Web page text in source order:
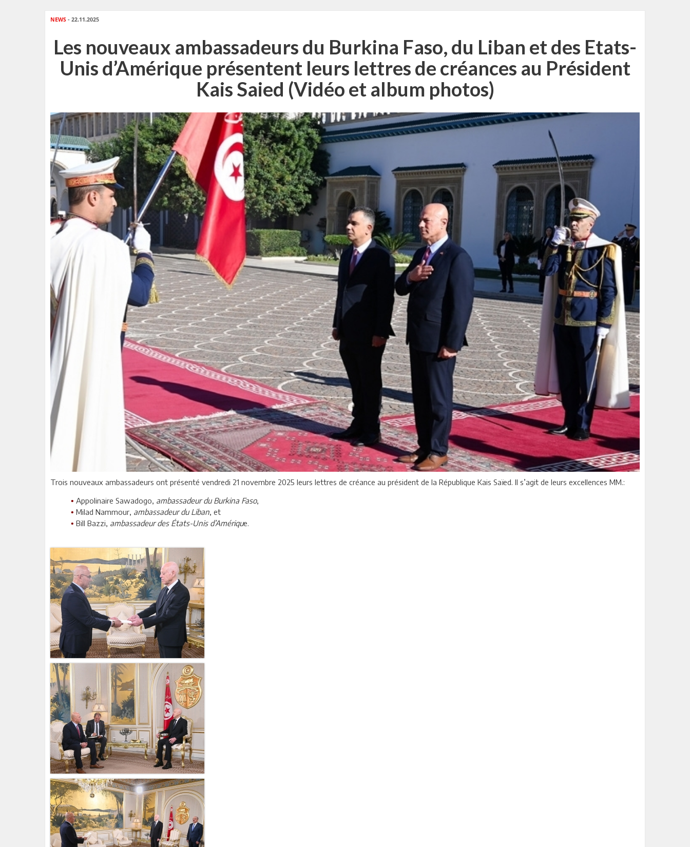
NEWS - 22.11.2025
Les nouveaux ambassadeurs du Burkina Faso, du Liban et des Etats-
Unis d’Amérique présentent leurs lettres de créances au Président
Kais Saied (Vidéo et album photos)
Trois nouveaux ambassadeurs ont présenté vendredi 21 novembre 2025 leurs lettres de créance au président de la République Kais Saïed. Il s’agit de leurs excellences MM.:
• Appolinaire Sawadogo, ambassadeur du Burkina Faso,
• Milad Nammour, ambassadeur du Liban, et
• Bill Bazzi, ambassadeur des États-Unis d’Amérique.